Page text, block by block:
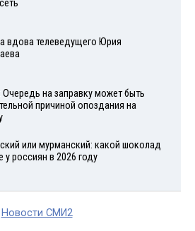
вдова телеведущего Юрия
на заправку может быть
причиной опоздания на
или мурманский: какой шоколад
у россиян в 2026 году
Новости СМИ2